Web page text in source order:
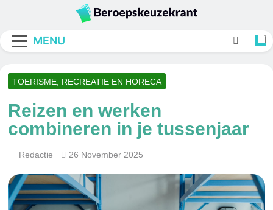
content
MENU
TOERISME, RECREATIE EN HORECA
Reizen en werken
combineren in je tussenjaar
Redactie 26 November 2025